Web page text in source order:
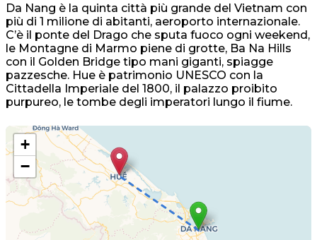
Da Nang è la quinta città più grande del Vietnam con
più di 1 milione di abitanti, aeroporto internazionale.
C’è il ponte del Drago che sputa fuoco ogni weekend,
le Montagne di Marmo piene di grotte, Ba Na Hills
con il Golden Bridge tipo mani giganti, spiagge
pazzesche. Hue è patrimonio UNESCO con la
Cittadella Imperiale del 1800, il palazzo proibito
purpureo, le tombe degli imperatori lungo il fiume.
+
−